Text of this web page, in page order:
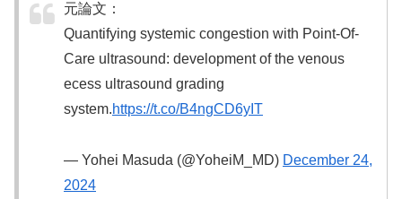
元論文：
Quantifying systemic congestion with Point-Of-
Care ultrasound: development of the venous
ecess ultrasound grading
system.https://t.co/B4ngCD6yIT
— Yohei Masuda (@YoheiM_MD) December 24,
2024